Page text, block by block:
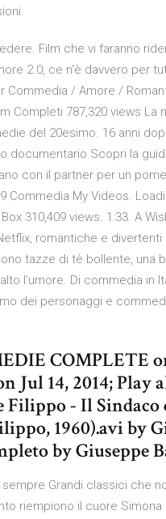
Film che vi faranno
2.0, ce n'è davvero per
Commedia / Amore /
Completi 787,320 views
del 20esimo. 16 anni
documentario Scopri la
con il partner per un
Commedia My Videos.
310,409 views. 1:33. A
romantiche e
tazze di tè bollente, una
l’umore. Di commedia in
dei personaggi e
COMPLETE
Jul 14, 2014; Play
Filippo - Il
1960).avi by
by Giuseppe
Grandi classici che
riempiono il cuore